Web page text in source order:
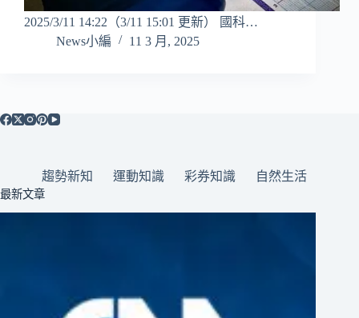
2025/3/11 14:22（3/11 15:01 更新） 國科…
News小編
11 3 月, 2025
趨勢新知 運動知識 彩券知識 自然生活
最新文章